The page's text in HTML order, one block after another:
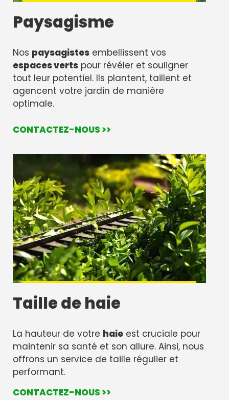
Paysagisme
Nos paysagistes embellissent vos
espaces verts pour révéler et souligner
tout leur potentiel. Ils plantent, taillent et
agencent votre jardin de manière
optimale.
CONTACTEZ-NOUS >>
Taille de haie
La hauteur de votre haie est cruciale pour
maintenir sa santé et son allure. Ainsi, nous
offrons un service de taille régulier et
performant.
CONTACTEZ-NOUS >>